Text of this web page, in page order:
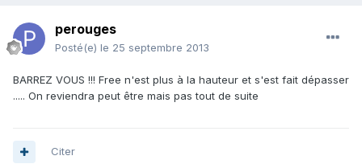
perouges
Posté(e) le 25 septembre 2013
BARREZ VOUS !!! Free n'est plus à la hauteur et s'est fait dépasser
..... On reviendra peut être mais pas tout de suite
Citer